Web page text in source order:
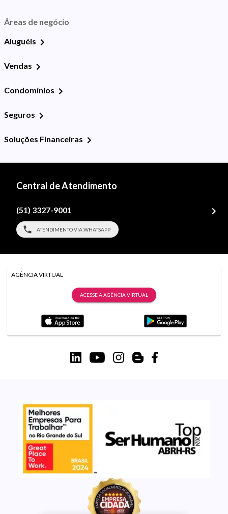
Áreas de negócio
Aluguéis
Vendas
Condomínios
Seguros
Soluções Financeiras
Central de Atendimento
(51) 3327-9001
ATENDIMENTO VIA WHATSAPP
AGÊNCIA VIRTUAL
ACESSE A AGÊNCIA VIRTUAL